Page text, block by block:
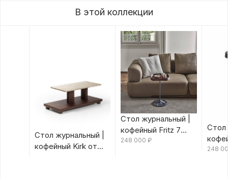
В этой коллекции
Стол журнальный |
кофейный Kirk от
Стол журнальный |
кофейный Fritz 7
Canaletta/Rosso
248 000 ₽
Стол
248